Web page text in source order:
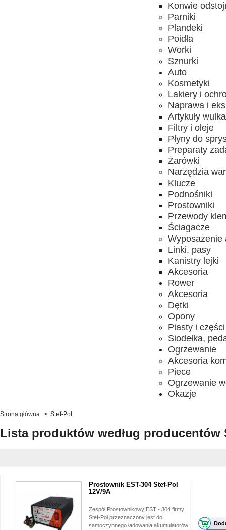
Konwie
Parniki
Plandeki
Poidła
Worki
Sznurki
Auto
Kosmetyki
Lakiery i
Naprawa i
Artykuły
Filtry i oleje
Płyny do
Preparaty
Żarówki
Narzędzia
Klucze
Podnośniki
Prostowniki
Przewody
Ściagacze
Wyposażenie
Linki, pasy
Kanistry lejki
Akcesoria
Rower
Akcesoria
Dętki
Opony
Piasty i części
Siodełka,
Ogrzewanie
Akcesoria
Piece
Ogrzewanie
Okazje
Strona główna > Stef-Pol
Lista produktów według producentów
Prostownik EST-304 Stef-Pol
12V/9A
Zespół Prostownikowy EST - 304 firmy
Stef-Pol przeznaczony jest do
samoczynnego ładowania akumulatorów